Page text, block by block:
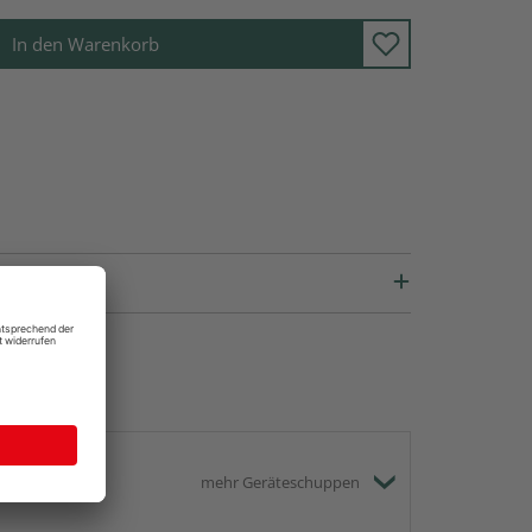
In den Warenkorb
mehr Geräteschuppen